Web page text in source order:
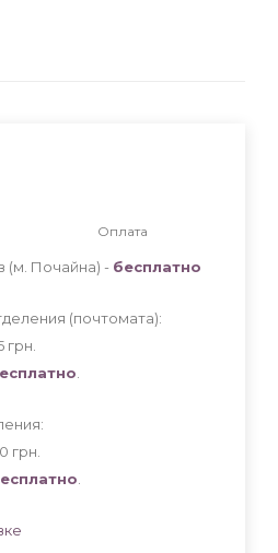
Оплата
(м. Почайна) - бесплатно
(почтомата):
грн
грн